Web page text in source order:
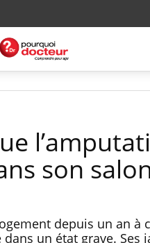
son
depuis un an à
un état grave. Ses